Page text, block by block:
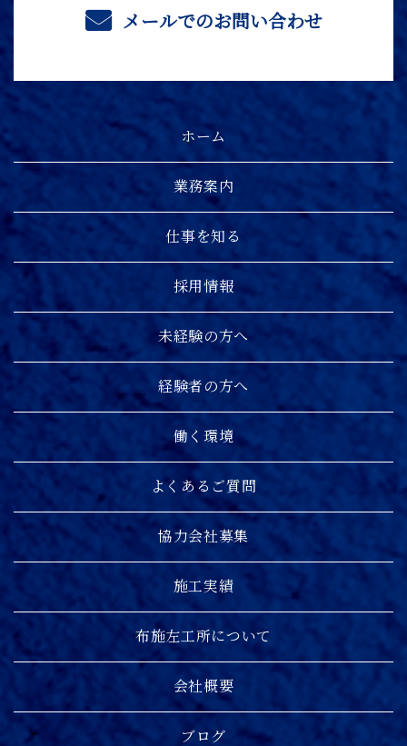
メールでのお問い合わせ
ホーム
業務案内
仕事を知る
採用情報
未経験の方へ
経験者の方へ
働く環境
よくあるご質問
協力会社募集
施工実績
布施左工所について
会社概要
ブログ